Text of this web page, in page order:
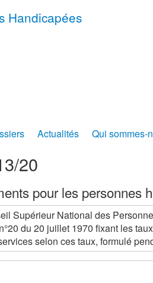
Handicapées
Actualités Qui sommes-
20
pour les personnes
Supérieur National des
du 20 juillet 1970 fixant les
selon ces taux, formulé